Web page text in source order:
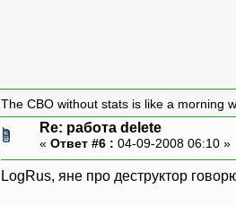
The CBO without stats is like a morning
Re: работа delete
« Ответ #6 : 04-09-2008 06:10 »
LogRus, яне про деструктор